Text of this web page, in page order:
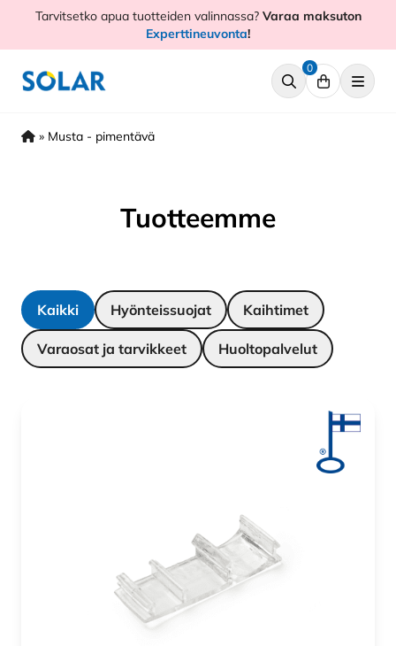
HyppääTarvitsetko apua tuotteiden valinnassa?Varaa maksuton
Experttineuvonta!
0
» Musta - pimentävä
Tuotteemme
Kaikki Hyönteissuojat Kaihtimet
Varaosat ja tarvikkeet Huoltopalvelut